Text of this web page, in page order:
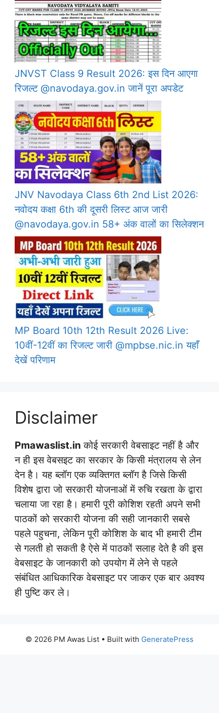
JNVST Class 9 Result 2026: इस दिन आएगा
रिजल्ट @navodaya.gov.in जानें पूरा अपडेट
JNV Navodaya Class 6th 2nd List 2026:
नवोदय कक्षा 6th की दूसरी लिस्ट आज जारी
@navodaya.gov.in 58+ अंक वालों का सिलेक्शन
MP Board 10th 12th Result 2026 Live:
10वीं-12वीं का रिजल्ट जारी @mpbse.nic.in यहाँ
देखें परिणाम
Disclaimer
Pmawaslist.in कोई सरकारी वेबसाइट नहीं है और
न ही इस वेबसइट का सरकार के किसी मंत्रालय से लेन
देन है। यह ब्लॉग एक व्यक्तिगत ब्लॉग है जिसे किसी
विशेष द्वारा जो सरकारी योजनाओं में रुचि रखता के द्वारा
चलाया जा रहा है। हमारी पूरी कोशिश रहती अपने सभी
पाठकों को सरकारी योजना की सही जानकारी सबसे
पहले पहुचना, लेकिन पूरी कोशिश के बाद भी हमारी टीम
से गलती हो सकती है ऐसे में पाठकों सलाह देते है की इस
वेबसाइट के जानकारी को उपयोग में लेने से पहले
संबंधित आधिकारिक वेबसाइट पर जाकर एक बार अवश्य
ही पुष्टि कर ले।
© 2026 PM Awas List • Built with GeneratePress